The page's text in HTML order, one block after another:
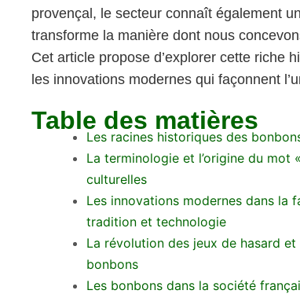
provençal, le secteur connaît également
transforme la manière dont nous
Cet article propose d’explorer cette riche
les innovations modernes qui façonnent
Table des matières
Les racines historiques des
La terminologie et l’origine du mot
culturelles
Les innovations modernes dans la
tradition et technologie
La révolution des jeux de hasard
bonbons
Les bonbons dans la société